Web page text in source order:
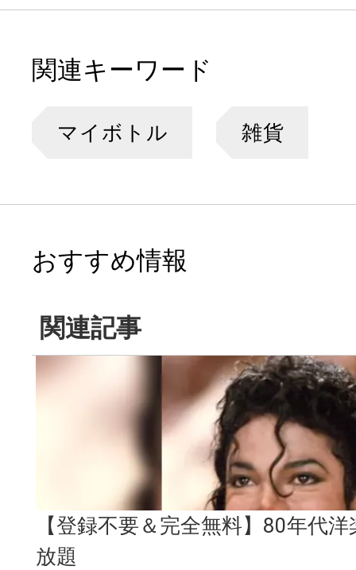
関連キーワード
マイボトル 雑貨
おすすめ情報
関連記事
【登録不要＆完全無料】80年代
放題